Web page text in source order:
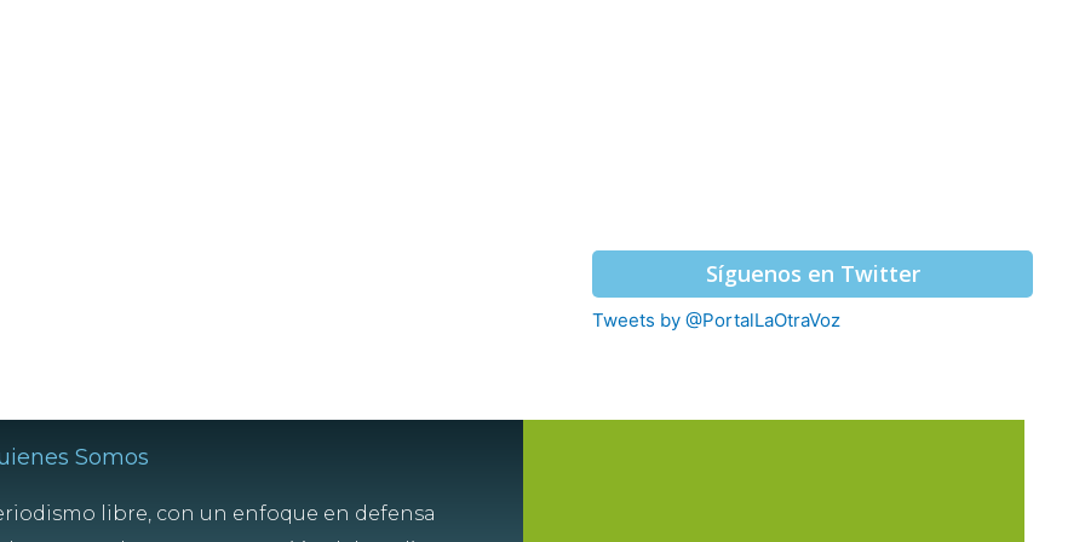
Síguenos en Twitter
Tweets by @PortalLaOtraVoz
Somos
libre, con un enfoque en defensa